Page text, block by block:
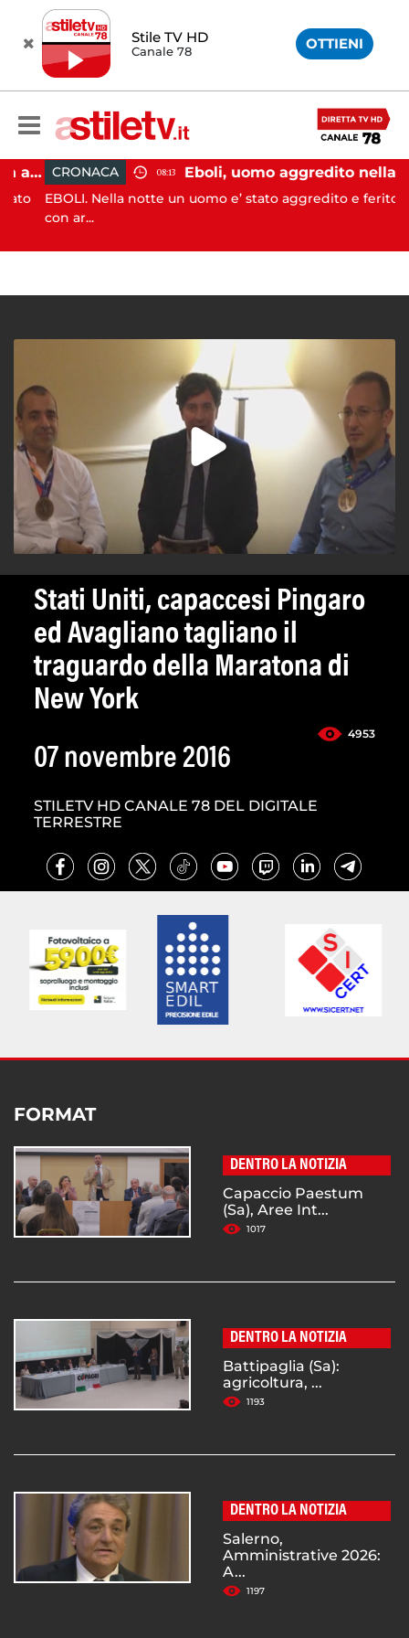
Stile TV HD
Canale 78 OTTIENI
Pontecagnano, incidente in autostrada: 5 giovani feriti CRONACA 08:13 Eboli, uomo aggredito nella notte: indagini in corso
EBOLI. Nella notte un uomo e’ stato aggredito e ferito
con ar...
Stati Uniti, capaccesi Pingaro
ed Avagliano tagliano il
traguardo della Maratona di
New York
4953
07 novembre 2016
STILETV HD CANALE 78 DEL DIGITALE
TERRESTRE
FORMAT
DENTRO LA NOTIZIA
Capaccio Paestum
(Sa), Aree Int...
1017
DENTRO LA NOTIZIA
Battipaglia (Sa):
agricoltura, ...
1193
DENTRO LA NOTIZIA
Salerno,
Amministrative 2026:
A...
1197